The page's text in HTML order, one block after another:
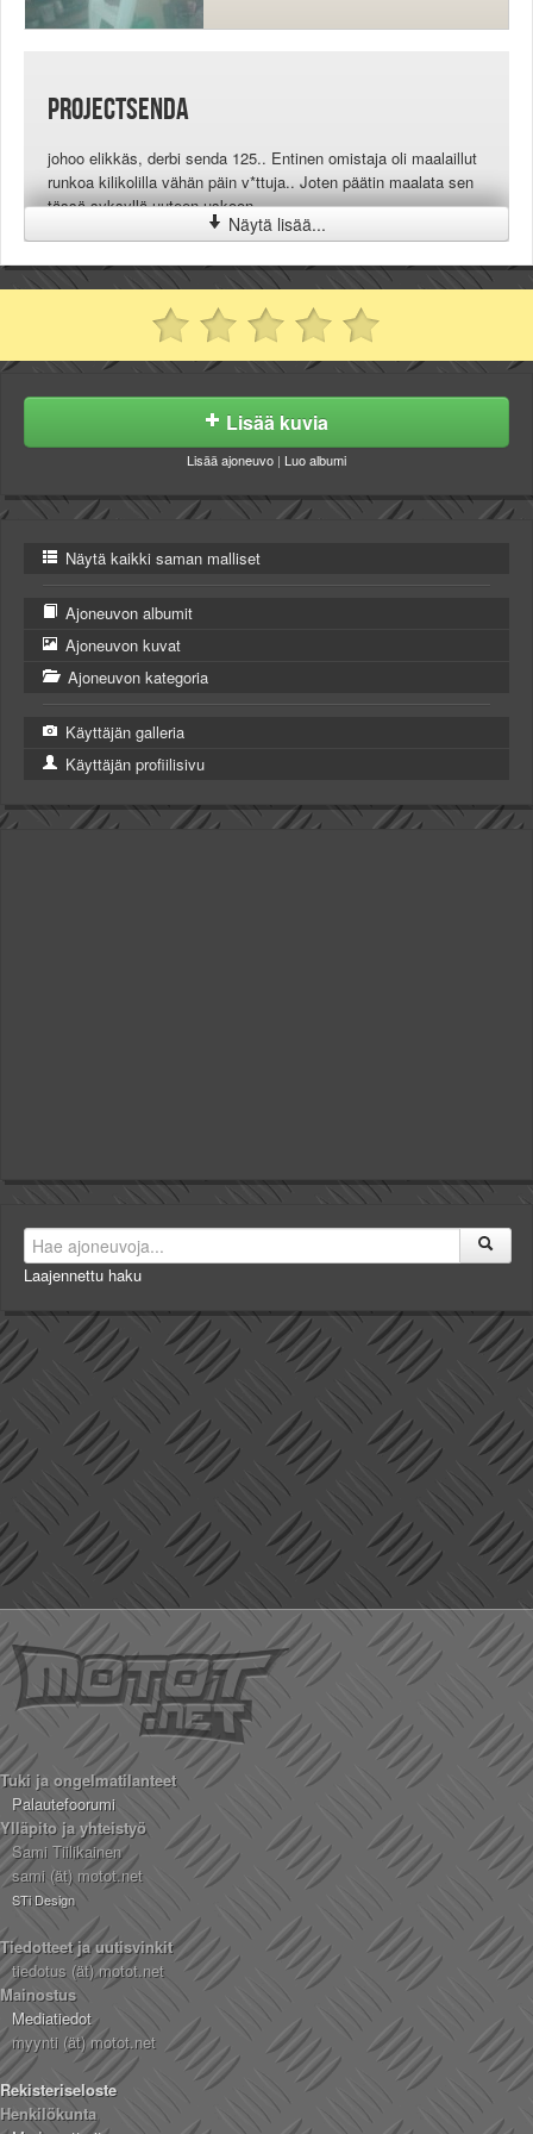
Näytä lisää...
projectsenda
johoo elikkäs, derbi senda 125.. Entinen omistaja oli maalaillut
runkoa kilikolilla vähän päin v*ttuja.. Joten päätin maalata sen
tässä syksyllä uuteen uskoon..
Lisää kuvia
Lisää ajoneuvo | Luo albumi
Näytä kaikki saman malliset
Ajoneuvon albumit
Ajoneuvon kuvat
Ajoneuvon kategoria
Käyttäjän galleria
Käyttäjän profiilisivu
Laajennettu haku
Tuki ja ongelmatilanteet
Palautefoorumi
Ylläpito ja yhteistyö
Sami Tiilikainen
sami (ät) motot.net
STi Design
Tiedotteet ja uutisvinkit
tiedotus (ät) motot.net
Mainostus
Mediatiedot
myynti (ät) motot.net
Rekisteriseloste
Henkilökunta